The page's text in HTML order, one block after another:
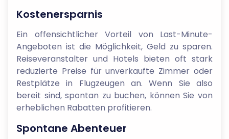
Kostenersparnis
Ein offensichtlicher Vorteil von Last-Minute-
Angeboten ist die Möglichkeit, Geld zu sparen.
Reiseveranstalter und Hotels bieten oft stark
reduzierte Preise für unverkaufte Zimmer oder
Restplätze in Flugzeugen an. Wenn Sie also
bereit sind, spontan zu buchen, können Sie von
erheblichen Rabatten profitieren.
Spontane Abenteuer